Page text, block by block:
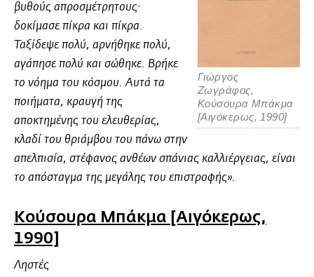
Γιώργος
Ζωγράφος,
Κούσουρα Μπάκμα
[Αιγόκερως, 1990]
βυθούς απροσμέτρητους·
δοκίμασε πίκρα και πίκρα.
Ταξίδεψε πολύ, αρνήθηκε πολύ,
αγάπησε πολύ και σώθηκε. Βρήκε
το νόημα του κόσμου. Αυτά τα
ποιήματα, κραυγή της
αποκτημένης του ελευθερίας,
κλαδί του θριάμβου του πάνω στην
απελπισία, στέφανος ανθέων σπάνιας καλλιέργειας, είναι
το απόσταγμα της μεγάλης του επιστροφής».
Κούσουρα Μπάκμα [Αιγόκερως,
1990]
Ληστές